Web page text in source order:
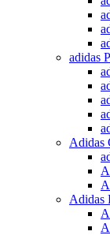
adidas
Adidas
Adidas